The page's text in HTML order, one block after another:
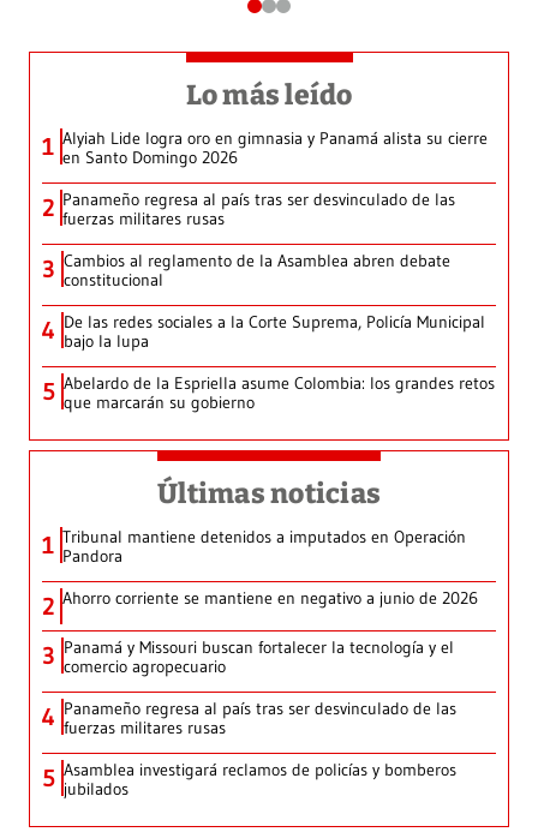
Lo más leído
1 Alyiah Lide logra oro en gimnasia y Panamá alista su cierre
en Santo Domingo 2026
2 Panameño regresa al país tras ser desvinculado de las
fuerzas militares rusas
3 Cambios al reglamento de la Asamblea abren debate
constitucional
4 De las redes sociales a la Corte Suprema, Policía Municipal
bajo la lupa
5 Abelardo de la Espriella asume Colombia: los grandes retos
que marcarán su gobierno
Últimas noticias
1 Tribunal mantiene detenidos a imputados en Operación
Pandora
2 Ahorro corriente se mantiene en negativo a junio de 2026
3 Panamá y Missouri buscan fortalecer la tecnología y el
comercio agropecuario
4 Panameño regresa al país tras ser desvinculado de las
fuerzas militares rusas
5 Asamblea investigará reclamos de policías y bomberos
jubilados